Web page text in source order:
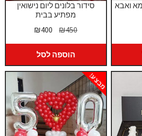
סידור בלונים ליום נישואין
מפתיע בבית
₪450
המחיר
היה:
₪450.
₪400
המחיר
₪400.
הוספה לסל
ואבא
מבצע!